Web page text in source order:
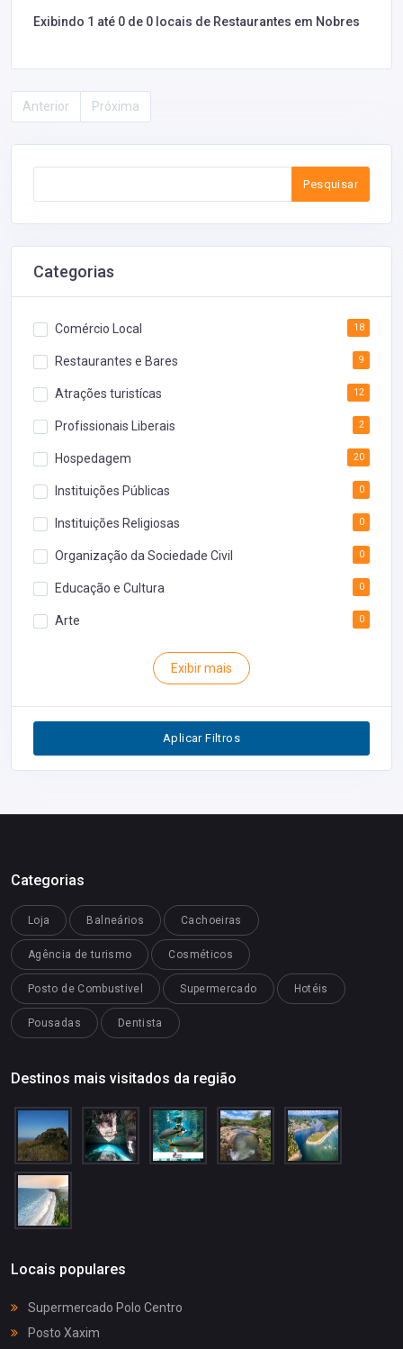
Exibindo 1 até 0 de 0 locais de Restaurantes em Nobres
Anterior Próxima
Pesquisar
Categorias
Comércio Local 18
Restaurantes e Bares 9
Atrações turistícas 12
Profissionais Liberais 2
Hospedagem 20
Instituições Públicas 0
Instituições Religiosas 0
Organização da Sociedade Civil 0
Educação e Cultura 0
Arte 0
Exibir mais
Aplicar Filtros
Categorias
Loja Balneários Cachoeiras
Agência de turismo Cosméticos
Posto de Combustivel Supermercado Hotéis
Pousadas Dentista
Destinos mais visitados da região
Locais populares
Supermercado Polo Centro
Posto Xaxim